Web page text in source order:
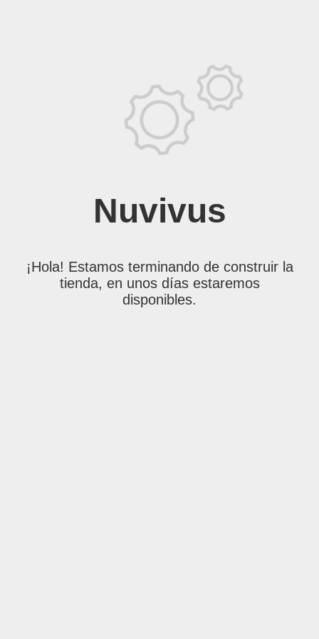
Nuvivus
¡Hola! Estamos terminando de construir la
tienda, en unos días estaremos
disponibles.